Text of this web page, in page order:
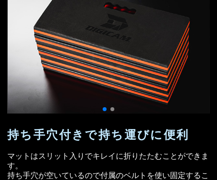
持ち手穴付きで持ち運びに便利
マットはスリット入りでキレイに折りたたむことができま
す。
持ち手穴が空いているので付属のベルトを使い固定するこ